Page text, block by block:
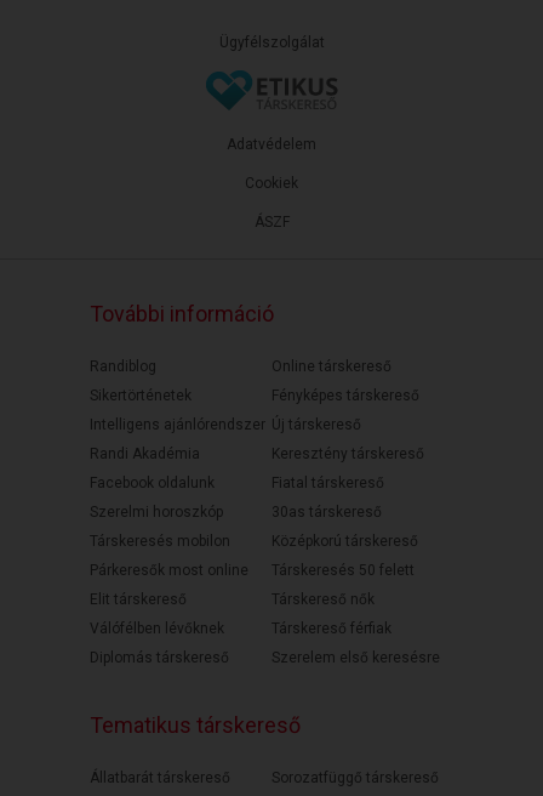
Ügyfélszolgálat
ÁSZF
Adatvédelem
Cookiek
További információ
Randiblog
Sikertörténetek
Intelligens ajánlórendszer
Randi Akadémia
Facebook oldalunk
Szerelmi horoszkóp
Társkeresés mobilon
Párkeresők most online
Elit társkereső
Válófélben lévőknek
Diplomás társkereső
Online társkereső
Fényképes társkereső
Új társkereső
Keresztény társkereső
Fiatal társkereső
30as társkereső
Középkorú társkereső
Társkeresés 50 felett
Társkereső nők
Társkereső férfiak
Szerelem első keresésre
Tematikus társkereső
Állatbarát társkereső
Sorozatfüggő társkereső